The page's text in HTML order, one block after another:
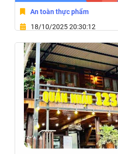
An toàn thực phẩm
18/10/2025 20:30:12
82 Mai Xuân